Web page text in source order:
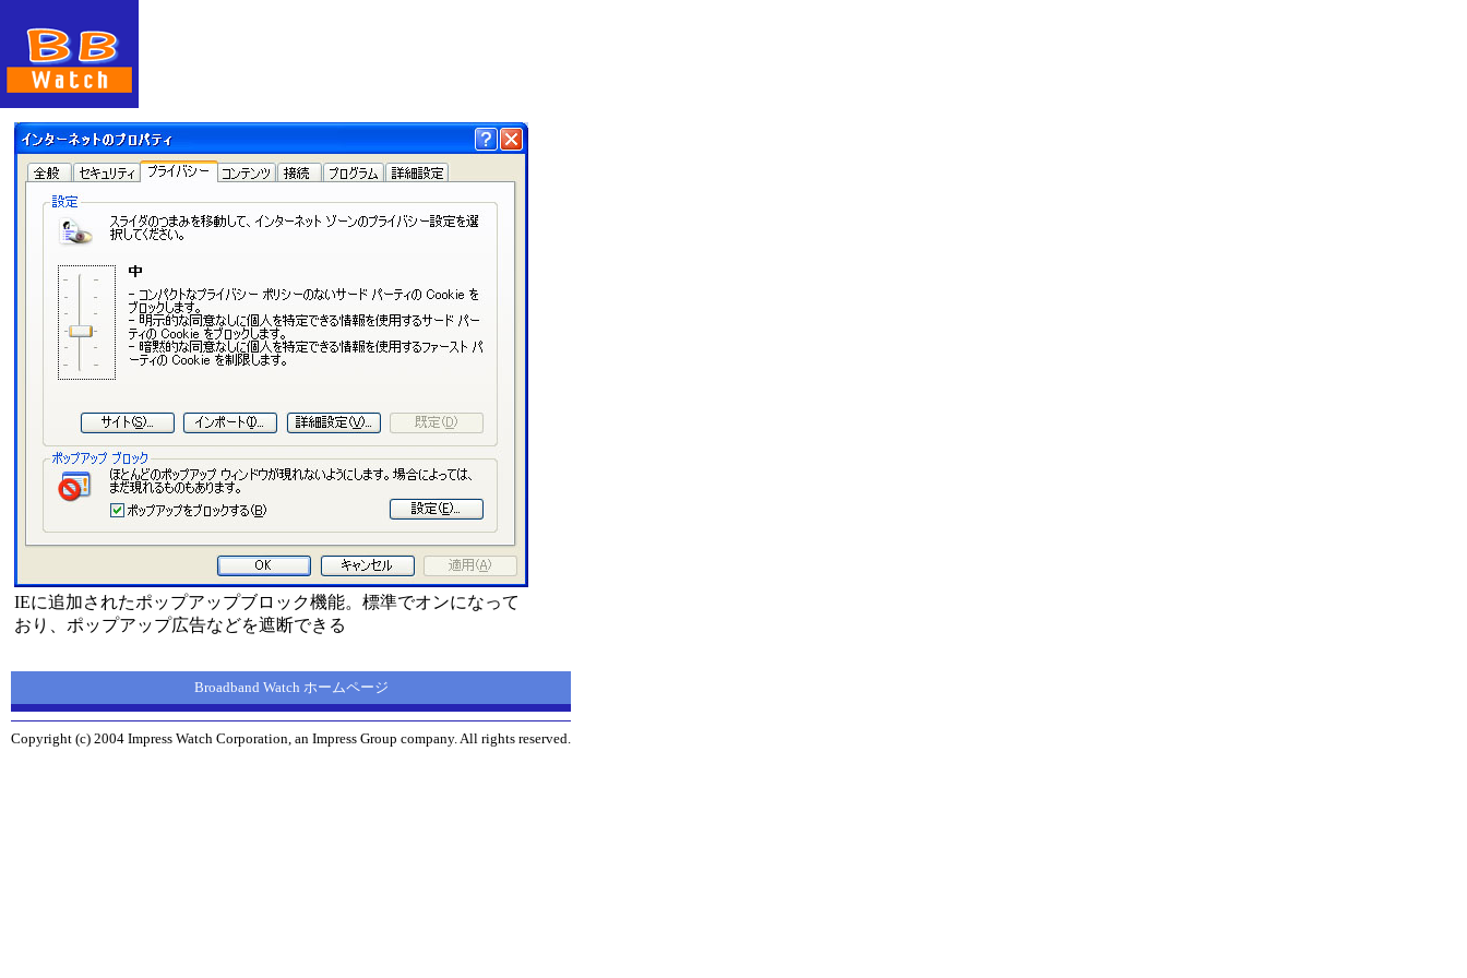
IEに追加されたポップアップブロック機能。標準でオンになって
おり、ポップアップ広告などを遮断できる
Broadband Watch ホームページ
Copyright (c) 2004 Impress Watch Corporation, an Impress Group company. All rights reserved.